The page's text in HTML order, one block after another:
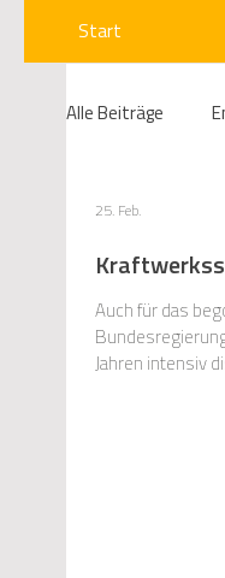
Start
Alle Beiträge
Compliance
Beihilfenrecht
Auch für das
Bundesregierung
Jahren intensiv
25. Feb.